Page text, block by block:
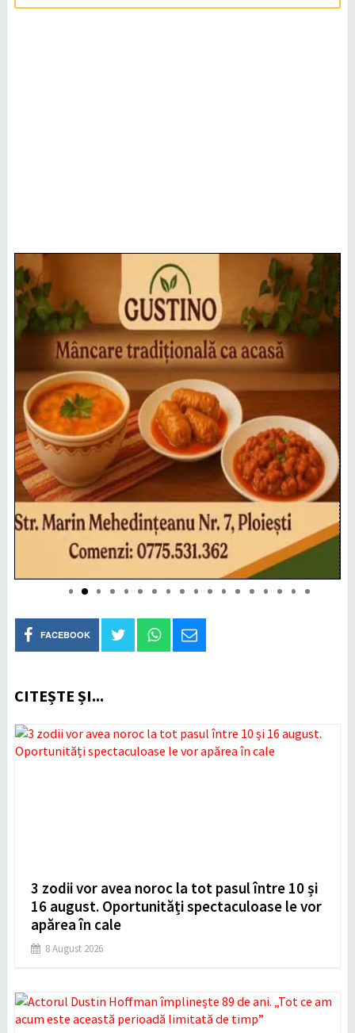
FACEBOOK
CITEȘTE ȘI...
3 zodii vor avea noroc la tot pasul între 10 și
16 august. Oportunități spectaculoase le vor
apărea în cale
8 August 2026